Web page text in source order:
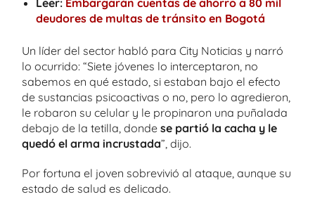
deudores de multas de tránsito en Bogotá
Un líder del sector habló para City Noticias y narró
lo ocurrido: “Siete jóvenes lo interceptaron, no
sabemos en qué estado, si estaban bajo el efecto
de sustancias psicoactivas o no, pero lo agredieron,
le robaron su celular y le propinaron una puñalada
debajo de la tetilla, donde se partió la cacha y le
quedó el arma incrustada”, dijo.
Por fortuna el joven sobrevivió al ataque, aunque su
estado de salud es delicado.